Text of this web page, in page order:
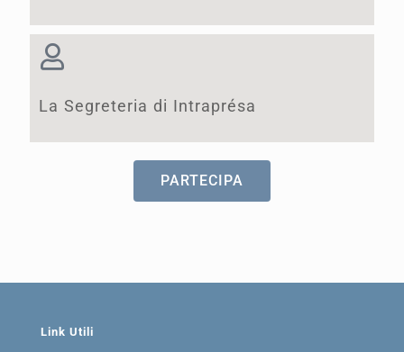
La Segreteria di Intraprésa
PARTECIPA
Link Utili